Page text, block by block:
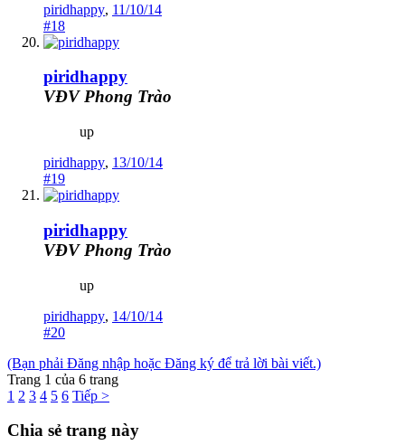
piridhappy, 11/10/14
#18
piridhappy
VĐV Phong Trào
up
piridhappy, 13/10/14
#19
piridhappy
VĐV Phong Trào
up
piridhappy, 14/10/14
#20
(Bạn phải Đăng nhập hoặc Đăng ký để trả lời bài viết.)
Trang 1 của 6 trang
1 2 3 4 5 6 Tiếp >
Chia sẻ trang này